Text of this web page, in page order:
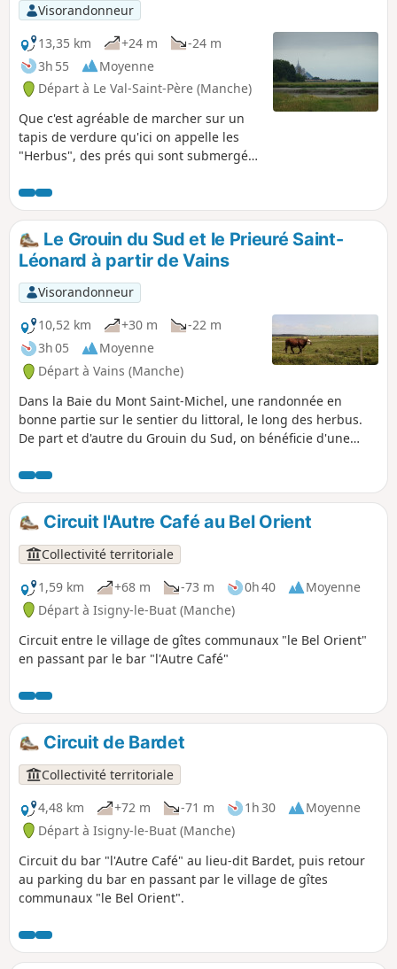
Visorandonneur
13,35 km
+24 m
-24 m
3h 55
Moyenne
Départ à Le Val-Saint-Père (Manche)
Que c'est agréable de marcher sur un
tapis de verdure qu'ici on appelle les
"Herbus", des prés qui sont submergés
saveur salé à l'herbe, nourriture
essentielle des moutons ! En plus, après
la traversée de la charmante bourgade
de Val-Saint-Père, l'œil est rempli par la
majesté du Mont-Saint-Michel qui se
dresse à l'Ouest entre la Pointe du
Grouin du Sud, à droite, et la Pointe de
Roche Torin, à gauche.
Le Grouin du Sud et le Prieuré Saint-
Léonard à partir de Vains
Visorandonneur
10,52 km
+30 m
-22 m
3h 05
Moyenne
Départ à Vains (Manche)
Dans la Baie du Mont Saint-Michel, une randonnée en
bonne partie sur le sentier du littoral, le long des herbus.
De part et d'autre du Grouin du Sud, on bénéficie d'une
elle-même, le spectacle de la marée montante est
impressionnant. Un retour dans les terres permet de visiter
la belle et émouvante chapelle romane du Prieuré Saint-
Léonard.Circuit l'Autre Café au Bel Orient
Collectivité territoriale
1,59 km
+68 m -73 m 0h 40
Moyenne
Départ à Isigny-le-Buat (Manche)
Circuit entre le village de gîtes communaux "le Bel Orient"
en passant par le bar "l'Autre Café"
Circuit de Bardet
Collectivité territoriale
4,48 km
+72 m -71 m 1h 30
Moyenne
Départ à Isigny-le-Buat (Manche)
Circuit du bar "l'Autre Café" au lieu-dit Bardet, puis retour
au parking du bar en passant par le village de gîtes
communaux "le Bel Orient".